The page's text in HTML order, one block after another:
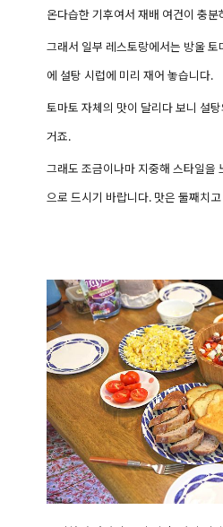
온다습한 기후여서 재배 여건이 충분
그래서 일부 레스토랑에서는 방울
에 설탕 시럽에 미리 재어 놓습니다.
토마토 자체의 맛이 달리다 보니 설
거죠.
그래도 조금이나마 지중해 스타일을
으로 드시기 바랍니다. 맛은 둘째치